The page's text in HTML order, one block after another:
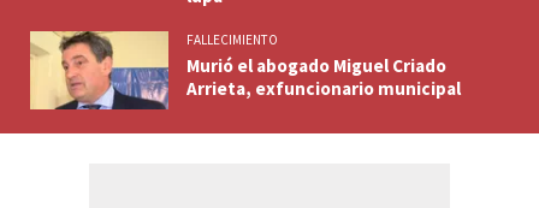
FALLECIMIENTO
Murió el abogado Miguel Criado
Arrieta, exfuncionario municipal